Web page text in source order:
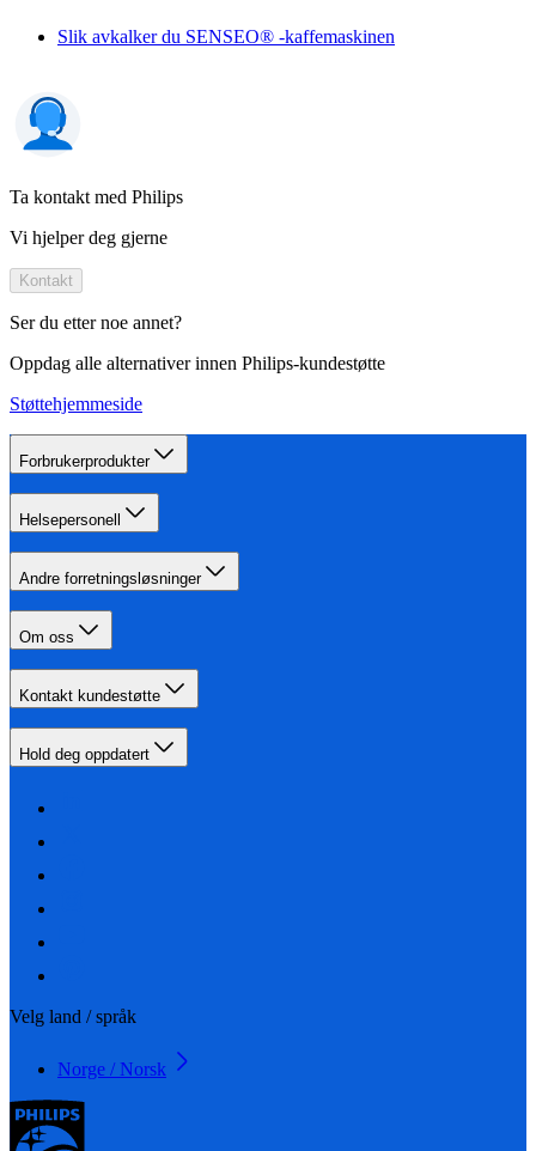
Slik avkalker du SENSEO® -kaffemaskinen
Ta kontakt med Philips
Vi hjelper deg gjerne
Kontakt
Ser du etter noe annet?
Oppdag alle alternativer innen Philips-kundestøtte
Støttehjemmeside
Forbrukerprodukter
Helsepersonell
Andre forretningsløsninger
Om oss
Kontakt kundestøtte
Hold deg oppdatert
Velg land / språk
Norge / Norsk